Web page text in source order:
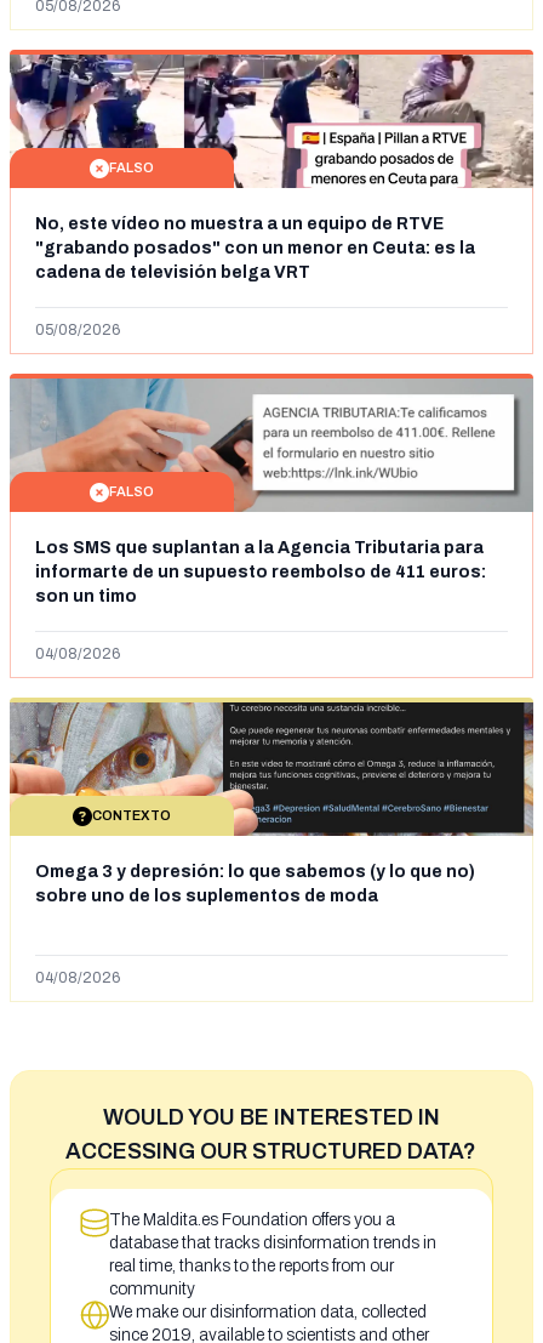
05/08/2026
FALSO
No, este vídeo no muestra a un equipo de RTVE
"grabando posados" con un menor en Ceuta: es la
cadena de televisión belga VRT
05/08/2026
FALSO
Los SMS que suplantan a la Agencia Tributaria para
informarte de un supuesto reembolso de 411 euros:
son un timo
04/08/2026
CONTEXTO
Omega 3 y depresión: lo que sabemos (y lo que no)
sobre uno de los suplementos de moda
04/08/2026
WOULD YOU BE INTERESTED IN
ACCESSING OUR STRUCTURED DATA?
The Maldita.es Foundation offers you a
database that tracks disinformation trends in
real time, thanks to the reports from our
community
We make our disinformation data, collected
since 2019, available to scientists and other